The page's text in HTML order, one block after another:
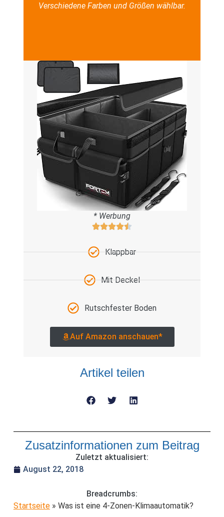
Verschiedene Farben und Größen wählbar.
* Werbung
Klappbar
Mit Deckel
Rutschfester Boden
Auf Amazon anschauen*
Artikel teilen
Zusatzinformationen zum Beitrag
Zuletzt aktualisiert:
August 22, 2018
Breadcrumbs:
Startseite» Was ist eine 4-Zonen-Klimaautomatik?